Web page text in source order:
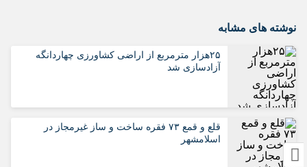
نوشته های مشابه
۲۵هزار مترمربع از اراضی کشاورزی چهاردانگه
آزادسازی شد
قلع و قمع ۷۳ فقره ساخت‌ و ساز غیرمجاز در
اسلامشهر